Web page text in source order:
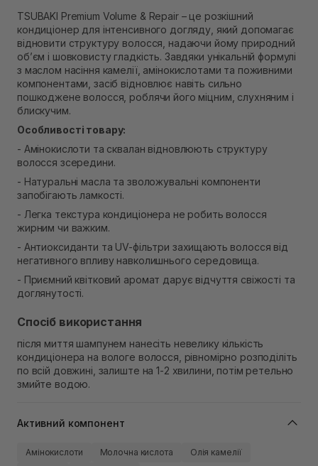
В наявності
Самовивіз м. Рівне, вул. Кулика і Гудачека 23 (ТЦ
Екватор)
Немає в наявності!
TSUBAKI Premium Volume & Repair – це розкішний
кондиціонер для інтенсивного догляду, який допомагає
відновити структуру волосся, надаючи йому природний
об’єм і шовковисту гладкість. Завдяки унікальній формулі
з маслом насіння камелії, амінокислотами та поживними
компонентами, засіб відновлює навіть сильно
пошкоджене волосся, роблячи його міцним, слухняним і
блискучим.
Особливості товару:
- Амінокислоти та сквалан відновлюють структуру
волосся зсередини.
- Натуральні масла та зволожувальні компоненти
запобігають ламкості.
- Легка текстура кондиціонера не робить волосся
жирним чи важким.
- Антиоксиданти та UV-фільтри захищають волосся від
негативного впливу навколишнього середовища.
- Приємний квітковий аромат дарує відчуття свіжості та
доглянутості.
Спосіб використання
після миття шампунем нанесіть невелику кількість
кондиціонера на вологе волосся, рівномірно розподіліть
по всій довжині, залиште на 1-2 хвилини, потім ретельно
змийте водою.
Активний компонент
Амінокислоти Молочна кислота
Олія камелії